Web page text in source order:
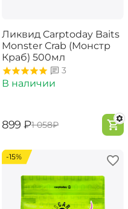
Ликвид Carptoday Baits
Monster Crab (Монстр
Краб) 500мл
3
В наличии
‍899‍ ₽‍1 058‍₽
-15%